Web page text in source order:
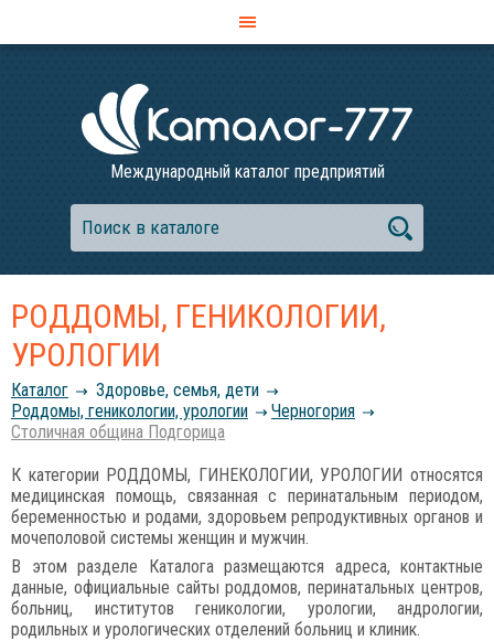
Международный каталог предприятий
РОДДОМЫ, ГЕНИКОЛОГИИ,
УРОЛОГИИ
Каталог
Здоровье, семья, дети
Роддомы, геникологии, урологии
Черногория
Столичная община Подгорица
К категории РОДДОМЫ, ГИНЕКОЛОГИИ, УРОЛОГИИ относятся
медицинская помощь, связанная с перинатальным периодом,
беременностью и родами, здоровьем репродуктивных органов и
мочеполовой системы женщин и мужчин.
В этом разделе Каталога размещаются адреса, контактные
данные, официальные сайты роддомов, перинатальных центров,
больниц, институтов геникологии, урологии, андрологии,
родильных и урологических отделений больниц и клиник.